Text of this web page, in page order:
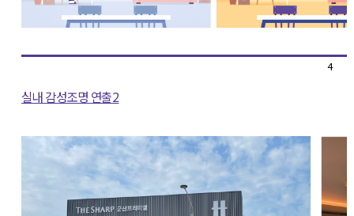
4
실내 감성조명 연출2